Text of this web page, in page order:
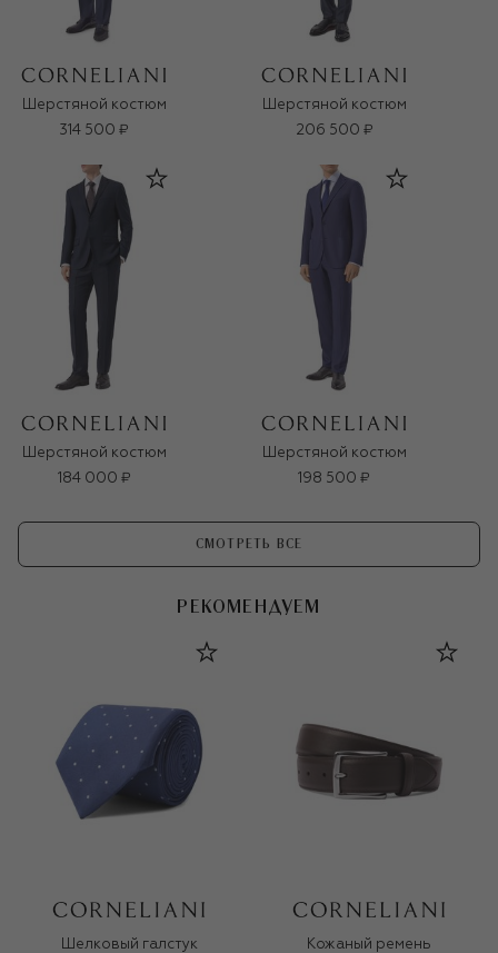
Шерстяной костюм
314 500 ₽
Шерстяной костюм
206 500 ₽
Шерстяной костюм
184 000 ₽
Шерстяной костюм
198 500 ₽
СМОТРЕТЬ ВСЕ
РЕКОМЕНДУЕМ
Шелковый галстук
Кожаный ремень